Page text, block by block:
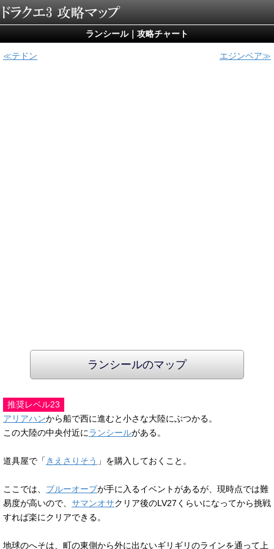
ランシール｜攻略チャート
テドン エジンベア
ランシールのマップ
推奨レベル23
アリアハンから船で西に進むと小さな大陸にぶつかる。
この大陸の中央付近にランシールがある。
道具屋で「 きえさりそう 」を購入しておくこと。
ここでは、 ブルーオーブが手に入るイベントがあるが、現時点では難
易度が高いので、 サマンオサクリア後のLV27くらいになってから挑戦
すれば楽にクリアできる。
地球のへそは、町の東側から外に出ないギリギリのラインを通って上